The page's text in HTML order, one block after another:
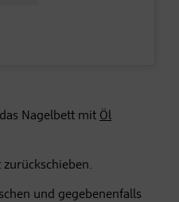
Nagelbett mit Öl
und gegebenenfalls